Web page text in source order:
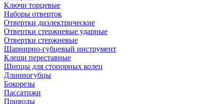
Ключи торцевые
Наборы отверток
Отвертки диэлектрические
Отвертки стержневые ударные
Отвертки стержневые
Шарнирно-губцевый инструмент
Клещи переставные
Щипцы для стопорных колец
Длинногубцы
Бокорезы
Пассатижи
Приводы